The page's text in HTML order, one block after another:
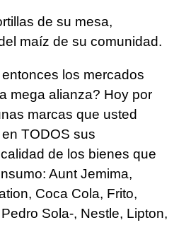
de su mesa,
maíz de su comunidad.
los mercados
mega alianza? Hoy por
marcas que usted
TODOS sus
de los bienes que
Aunt Jemima,
Coca Cola, Frito,
Sola-, Nestle, Lipton,